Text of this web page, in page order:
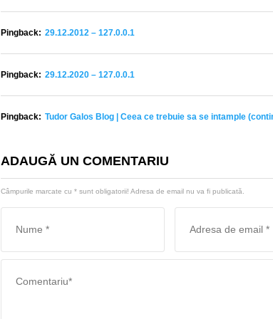
Pingback: 29.12.2012 – 127.0.0.1
Pingback: 29.12.2020 – 127.0.0.1
Pingback: Tudor Galos Blog | Ceea ce trebuie sa se intample
ADAUGĂ UN COMENTARIU
Câmpurile marcate cu *sunt obligatorii! Adresa de email nu va fi publicată.